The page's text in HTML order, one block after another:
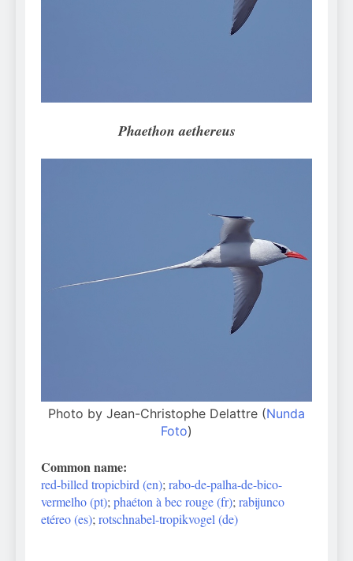
Can Bulldogs Play Fetch?
And How to Train Them!
Phaethon aethereus
Photo by Jean-Christophe Delattre (Nunda
Foto)
Common name:
red-billed tropicbird (en); rabo-de-palha-de-bico-
vermelho (pt); phaéton à bec rouge (fr); rabijunco
etéreo (es); rotschnabel-tropikvogel (de)